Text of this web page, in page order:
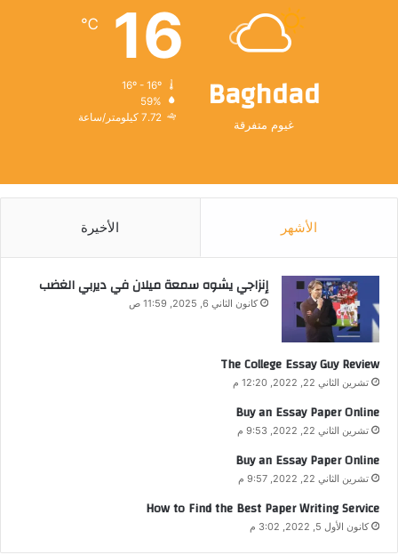
Baghdad
غيوم متفرقة
16
℃
59%
7.72 كيلومتر/ساعة
الأشهر الأخيرة
إنزاجي يشوه سمعة ميلان في ديربي الغضب
كانون الثاني 6, 2025, 11:59 ص
The College Essay Guy Review
تشرين الثاني 22, 2022, 12:20 م
Buy an Essay Paper Online
تشرين الثاني 22, 2022, 9:53 م
Buy an Essay Paper Online
تشرين الثاني 22, 2022, 9:57 م
How to Find the Best Paper Writing Service
كانون الأول 5, 2022, 3:02 م